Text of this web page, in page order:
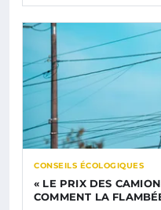
CONSEILS ÉCOLOGIQUES
« LE PRIX DES
COMMENT LA